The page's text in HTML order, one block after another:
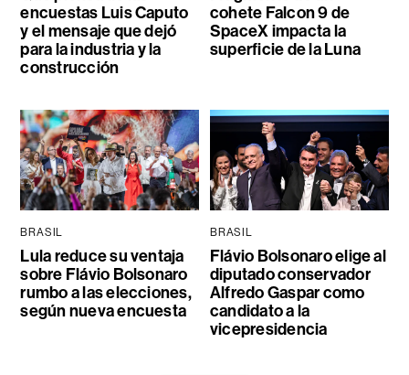
encuestas Luis Caputo
y el mensaje que dejó
para la industria y la
construcción
cohete Falcon 9 de
SpaceX impacta la
superficie de la Luna
BRASIL
Lula reduce su ventaja
sobre Flávio Bolsonaro
rumbo a las elecciones,
según nueva encuesta
BRASIL
Flávio Bolsonaro elige al
diputado conservador
Alfredo Gaspar como
candidato a la
vicepresidencia